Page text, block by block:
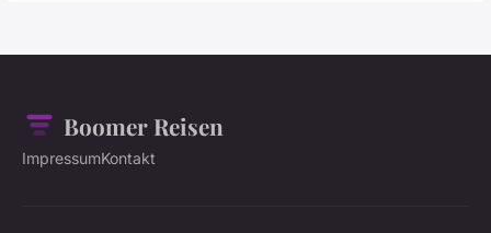
Boomer Reisen
ImpressumKontakt